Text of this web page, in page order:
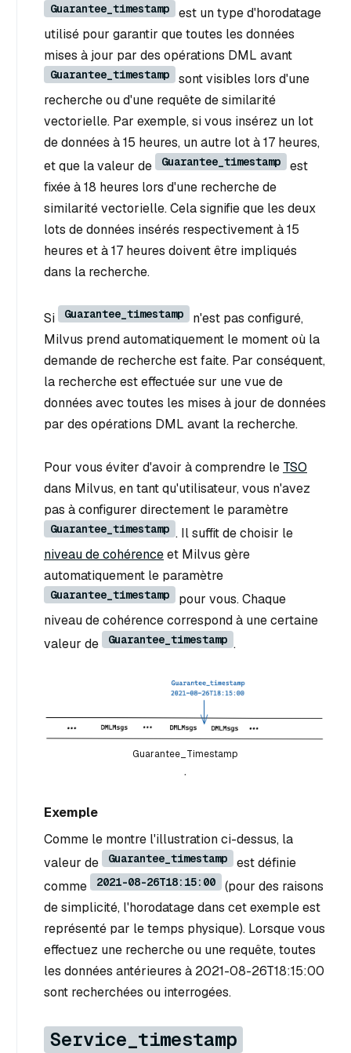
Guarantee_timestamp
est un type d'horodatage
utilisé pour garantir que toutes les données
mises à jour par des opérations DML avant
Guarantee_timestamp
sont visibles lors d'une
recherche ou d'une requête de similarité
vectorielle. Par exemple, si vous insérez un lot
de données à 15 heures, un autre lot à 17 heures,
et que la valeur de
Guarantee_timestamp
est
fixée à 18 heures lors d'une recherche de
similarité vectorielle. Cela signifie que les deux
lots de données insérés respectivement à 15
heures et à 17 heures doivent être impliqués
dans la recherche.
Si Guarantee_timestamp
n'est pas configuré,
Milvus prend automatiquement le moment où la
demande de recherche est faite. Par conséquent,
la recherche est effectuée sur une vue de
données avec toutes les mises à jour de données
par des opérations DML avant la recherche.
Pour vous éviter d'avoir à comprendre le TSO
dans Milvus, en tant qu'utilisateur, vous n'avez
pas à configurer directement le paramètre
Guarantee_timestamp . Il suffit de choisir le
niveau de cohérenceet Milvus gère
automatiquement le paramètre
Guarantee_timestamp
pour vous. Chaque
niveau de cohérence correspond à une certaine
valeur de
Guarantee_timestamp .
Guarantee_Timestamp
.
Exemple
Comme le montre l'illustration ci-dessus, la
valeur de
Guarantee_timestamp
est définie
comme
2021-08-26T18:15:00
(pour des raisons
de simplicité, l'horodatage dans cet exemple est
représenté par le temps physique). Lorsque vous
effectuez une recherche ou une requête, toutes
les données antérieures à 2021-08-26T18:15:00
sont recherchées ou interrogées.
Service_timestamp